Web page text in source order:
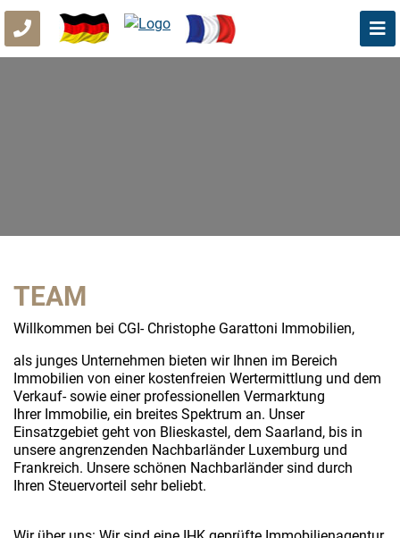
TEAM
Willkommen bei CGI- Christophe Garattoni Immobilien,
als junges Unternehmen bieten wir Ihnen im Bereich
Immobilien von einer kostenfreien Wertermittlung und dem
Verkauf- sowie einer professionellen Vermarktung
Ihrer Immobilie, ein breites Spektrum an. Unser
Einsatzgebiet geht von Blieskastel, dem Saarland, bis in
unsere angrenzenden Nachbarländer Luxemburg und
Frankreich. Unsere schönen Nachbarländer sind durch
Ihren Steuervorteil sehr beliebt.